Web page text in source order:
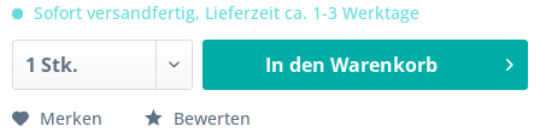
Sofort versandfertig, Lieferzeit ca. 1-3 Werktage
In den Warenkorb
Merken Bewerten